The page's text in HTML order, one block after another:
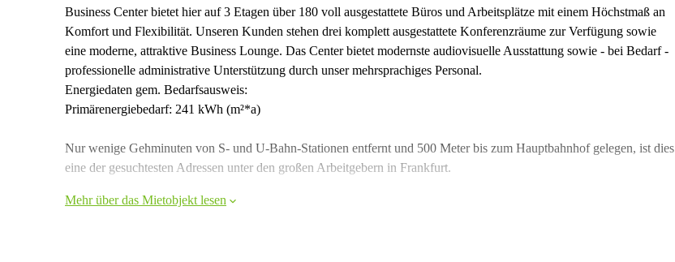
Business Center bietet hier auf 3 Etagen über 180 voll ausgestattete Büros und Arbeitsplätze mit einem Höchstmaß an
Komfort und Flexibilität. Unseren Kunden stehen drei komplett ausgestattete Konferenzräume zur Verfügung sowie
eine moderne, attraktive Business Lounge. Das Center bietet modernste audiovisuelle Ausstattung sowie - bei Bedarf -
professionelle administrative Unterstützung durch unser mehrsprachiges Personal.
Energiedaten gem. Bedarfsausweis:
Primärenergiebedarf: 241 kWh (m²*a)
Nur wenige Gehminuten von S- und U-Bahn-Stationen entfernt und 500 Meter bis zum Hauptbahnhof gelegen, ist dies
eine der gesuchtesten Adressen unter den großen Arbeitgebern in Frankfurt.
Mehr über das Mietobjekt lesen